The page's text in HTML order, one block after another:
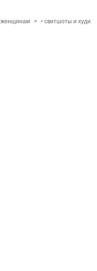
женщинам > ‣ свитшоты и худи